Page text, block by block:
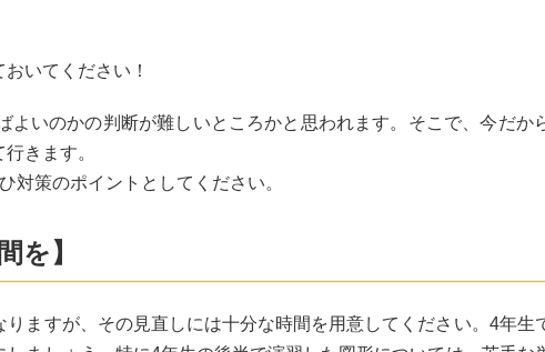
いてください！
いのかの判断が難しいところかと思われます。そこで、今だか
きます。
対策のポイントとしてください。
を】
ますが、その見直しには十分な時間を用意してください。4年生